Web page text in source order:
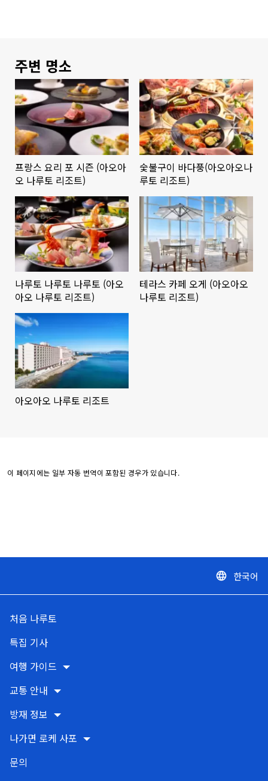
주변 명소
프랑스 요리 포 시즌 (아오아
오 나루토 리조트)
숯불구이 바다풍(아오아오나
루토 리조트)
나루토 나루토 나루토 (아오
아오 나루토 리조트)
테라스 카페 오게 (아오아오
나루토 리조트)
아오아오 나루토 리조트
이 페이지에는 일부 자동 번역이 포함된 경우가 있습니다.
language 한국어
처음 나루토
특집 기사
여행 가이드
교통 안내
방재 정보
나가면 로케 사포
문의